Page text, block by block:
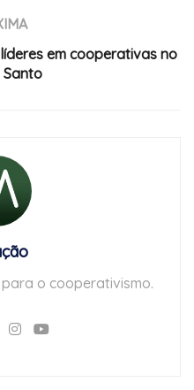
em cooperativas no
Santo
o cooperativismo.